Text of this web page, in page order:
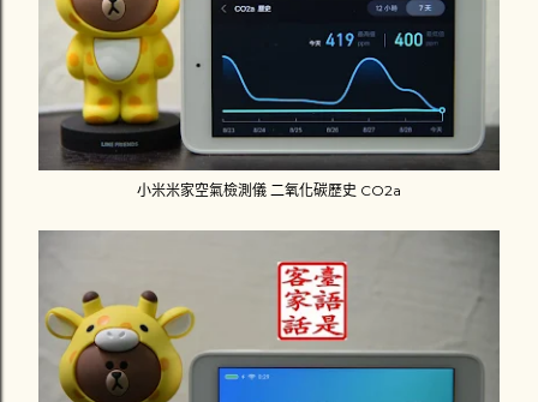
小米米家空氣檢測儀 二氧化碳歷史 CO2a